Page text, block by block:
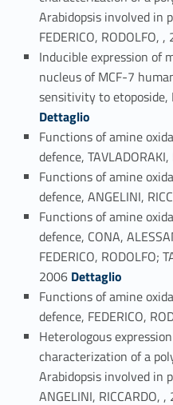
Arabidopsis involved in
FEDERICO, RODOLFO, ,
Inducible expression of
nucleus of MCF-7
sensitivity to etoposide,
Dettaglio
Functions of amine
defence,
Functions of amine
defence, ANGELINI,
Functions of amine
defence, CONA,
FEDERICO, RODOLFO;
2006 Link identifier #identifier_person_97519-37
Dettaglio
Functions of amine
defence, FEDERICO,
Heterologous
characterization of a
Arabidopsis involved in
ANGELINI, RICCARDO,